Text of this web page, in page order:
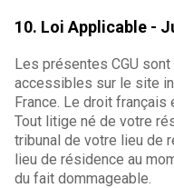
10. Loi Applicable -
Les présentes CGU
accessibles sur le site
France. Le droit
Tout litige né de votre
tribunal de votre lieu de
lieu de résidence au
du fait dommageable.